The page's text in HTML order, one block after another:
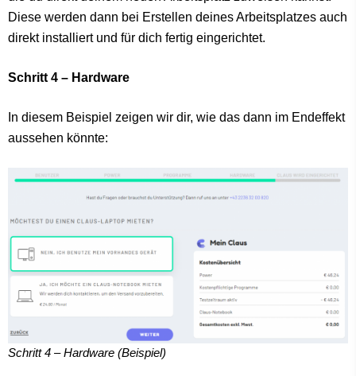
Diese werden dann bei Erstellen deines Arbeitsplatzes auch
direkt installiert und für dich fertig eingerichtet.
Schritt 4 – Hardware
In diesem Beispiel zeigen wir dir, wie das dann im Endeffekt
aussehen könnte:
Schritt 4 – Hardware (Beispiel)